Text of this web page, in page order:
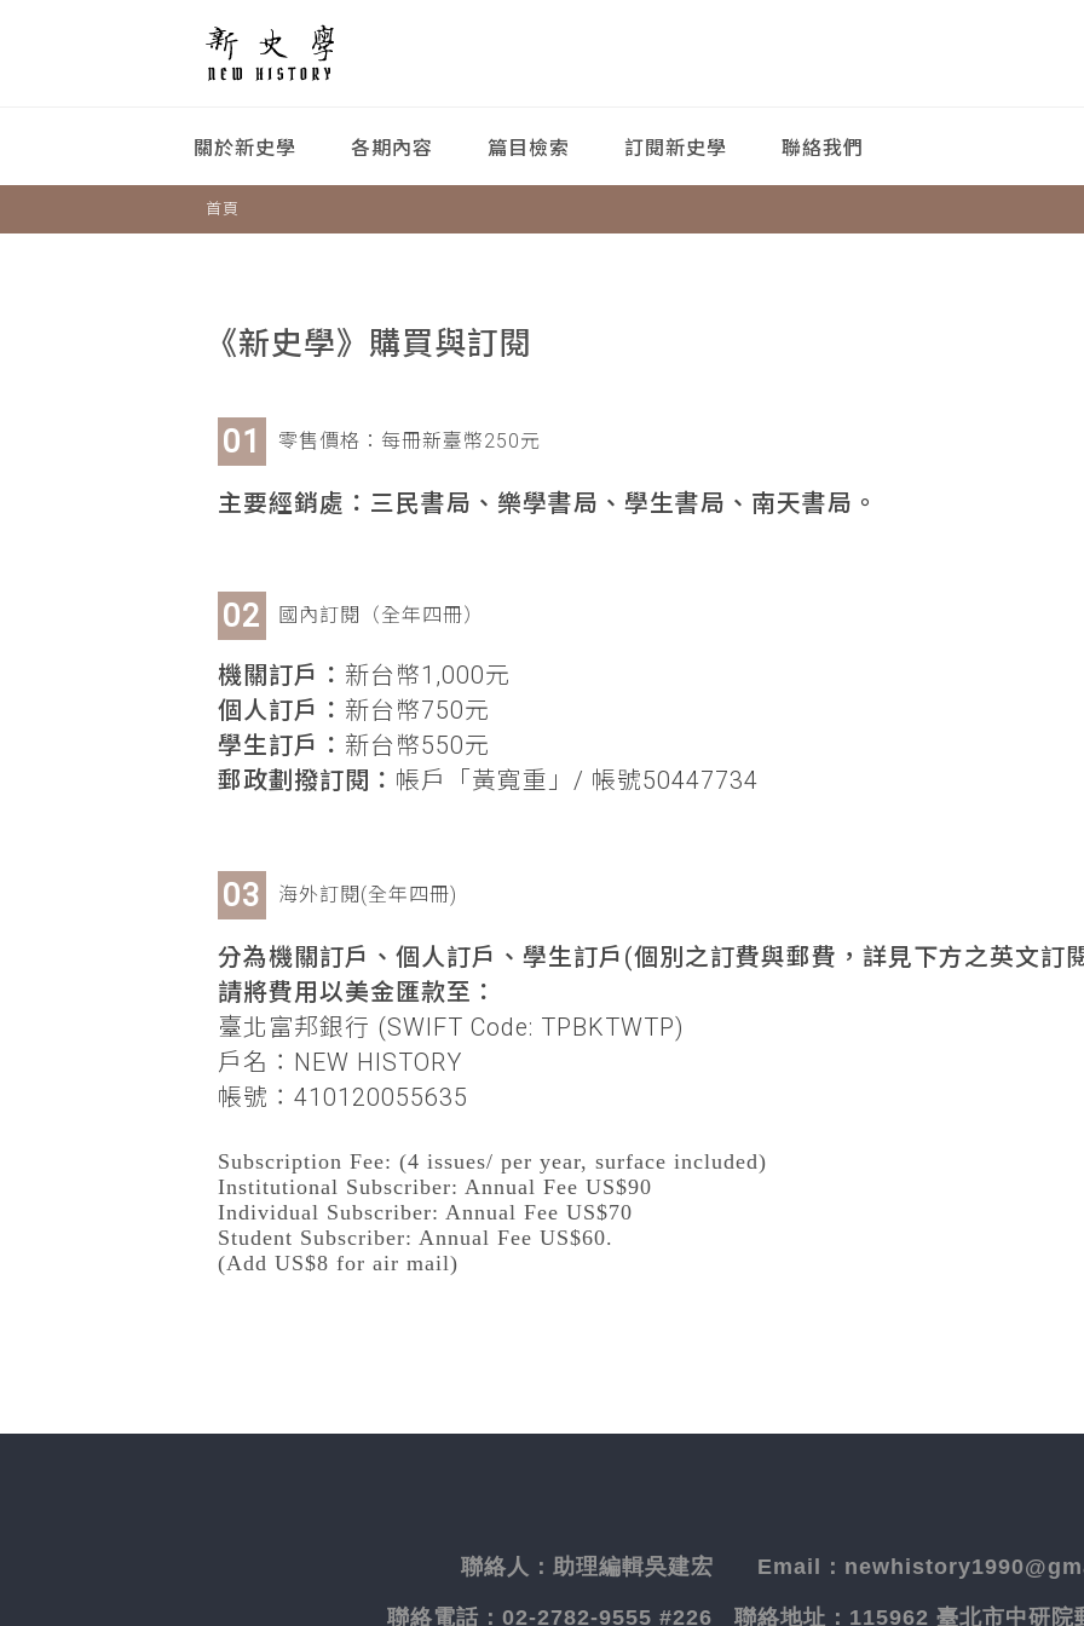
關於新史學 各期內容 篇目檢索 訂閱新史學 聯絡我們
首頁
《新史學》購買與訂閱
零售價格：每冊新臺幣250元
主要經銷處：三民書局、樂學書局、學生書局、南天書局。
國內訂閱（全年四冊）
機關訂戶： 新台幣1,000元
個人訂戶： 新台幣750元
學生訂戶： 新台幣550元
郵政劃撥訂閱： 帳戶「黃寬重」/ 帳號50447734
海外訂閱(全年四冊)
分為機關訂戶、個人訂戶、學生訂戶(個別之訂費與郵費，詳見下方之英文訂
請將費用以美金匯款至：
臺北富邦銀行 (SWIFT Code: TPBKTWTP)
戶名：NEW HISTORY
帳號：410120055635
Subscription Fee: (4 issues/ per year, surface included)
Institutional Subscriber: Annual Fee US$90
Individual Subscriber: Annual Fee US$70
Student Subscriber: Annual Fee US$60.
(Add US$8 for air mail)
聯絡人： 助理編輯吳建宏 Email：
聯絡電話： 02-2782-9555 #226 聯絡地址： 115962 臺北市中研院